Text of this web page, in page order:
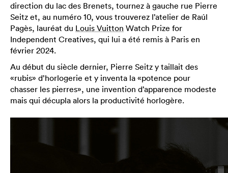
direction du lac des Brenets, tournez à gauche rue Pierre
Seitz et, au numéro 10, vous trouverez l’atelier de Raúl
Pagès, lauréat du Louis Vuitton Watch Prize for
Independent Creatives, qui lui a été remis à Paris en
février 2024.
Au début du siècle dernier, Pierre Seitz y taillait des
«rubis» d’horlogerie et y inventa la «potence pour
chasser les pierres», une invention d’apparence modeste
mais qui décupla alors la productivité horlogère.